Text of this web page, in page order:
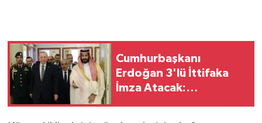
Cumhurbaşkanı
Erdoğan 3'lü İttifaka
İmza Atacak: